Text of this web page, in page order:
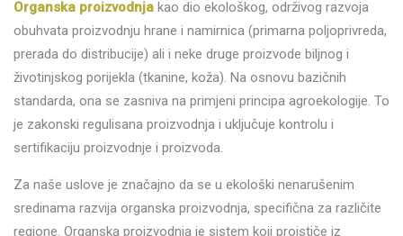
Organska proizvodnja kao dio ekološkog, održivog razvoja
obuhvata proizvodnju hrane i namirnica (primarna poljoprivreda,
prerada do distribucije) ali i neke druge proizvode biljnog i
životinjskog porijekla (tkanine, koža). Na osnovu bazičnih
standarda, ona se zasniva na primjeni principa agroekologije. To
je zakonski regulisana proizvodnja i uključuje kontrolu i
sertifikaciju proizvodnje i proizvoda.
Za naše uslove je značajno da se u ekološki nenarušenim
sredinama razvija organska proizvodnja, specifična za različite
regione. Organska proizvodnja je sistem koji proističe iz